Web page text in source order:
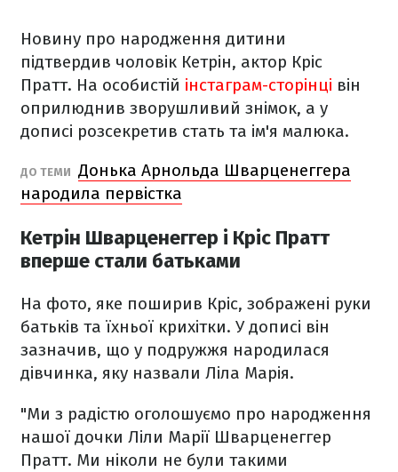
Новину про народження дитини
підтвердив чоловік Кетрін, актор Кріс
Пратт. На особистій інстаграм-сторінці він
оприлюднив зворушливий знімок, а у
дописі розсекретив стать та ім'я малюка.
ДО ТЕМИ Донька Арнольда Шварценеггера
народила первістка
Кетрін Шварценеггер і Кріс Пратт
вперше стали батьками
На фото, яке поширив Кріс, зображені руки
батьків та їхньої крихітки. У дописі він
зазначив, що у подружжя народилася
дівчинка, яку назвали Ліла Марія.
"Ми з радістю оголошуємо про народження
нашої дочки Ліли Марії Шварценеггер
Пратт. Ми ніколи не були такими